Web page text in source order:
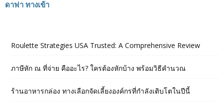
ดาฟา ทางเข้า
Roulette Strategies USA Trusted: A Comprehensive Review
ภาษีหัก ณ ที่จ่าย คืออะไร? ใครต้องหักบ้าง พร้อมวิธีคำนวณ
ร้านอาหารกล่อง ทางเลือกจัดเลี้ยงองค์กรที่กำลังเติบโตในปีนี้